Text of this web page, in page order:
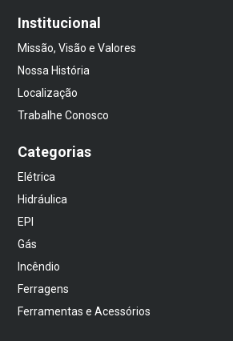
Institucional
Missão, Visão e Valores
Nossa História
Localização
Trabalhe Conosco
Categorias
Elétrica
Hidráulica
EPI
Gás
Incêndio
Ferragens
Ferramentas e Acessórios